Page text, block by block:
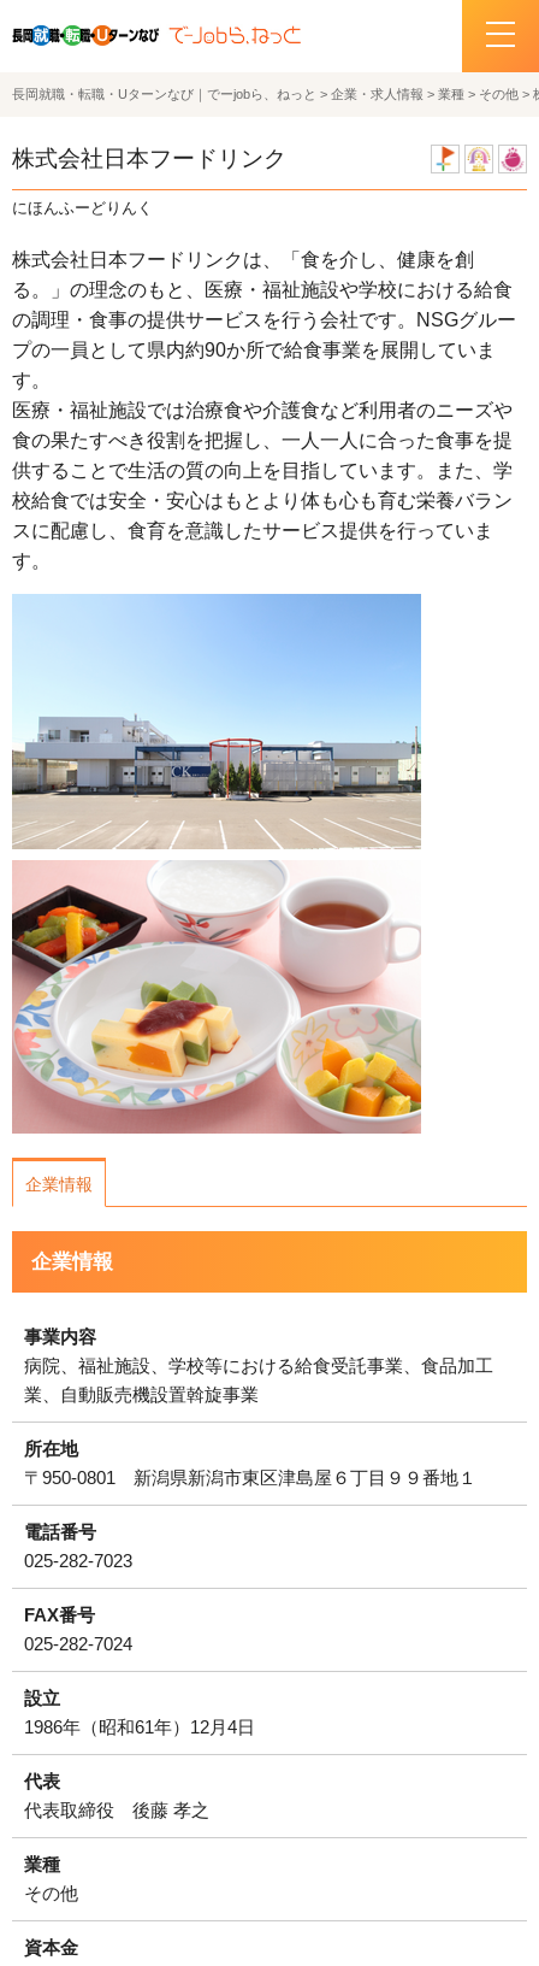
ホーム
イベント情報
サポートデスクの紹介
関連機関リンク
サイトポリシー
プライバシーポリシー
運営会社について
長岡就職・転職・Uターンなび｜でーjobら、ねっと > 企業・求人情報 > 業種 > その他 >
株式会社日本フードリンク
にほんふーどりんく
株式会社日本フードリンクは、「食を介し、健康を創
る。」の理念のもと、医療・福祉施設や学校における給食
の調理・食事の提供サービスを行う会社です。NSGグルー
プの一員として県内約90か所で給食事業を展開していま
す。
医療・福祉施設では治療食や介護食など利用者のニーズや
食の果たすべき役割を把握し、一人一人に合った食事を提
供することで生活の質の向上を目指しています。また、学
校給食では安全・安心はもとより体も心も育む栄養バラン
スに配慮し、食育を意識したサービス提供を行っていま
す。
企業情報
企業情報
事業内容
病院、福祉施設、学校等における給食受託事業、食品加工
業、自動販売機設置斡旋事業
所在地
〒950-0801 新潟県新潟市東区津島屋６丁目９９番地１
電話番号
025-282-7023
FAX番号
025-282-7024
設立
1986年（昭和61年）12月4日
代表
代表取締役 後藤 孝之
業種
その他
資本金